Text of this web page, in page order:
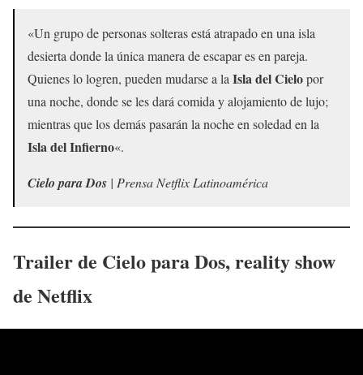
«Un grupo de personas solteras está atrapado en una isla
desierta donde la única manera de escapar es en pareja.
Quienes lo logren, pueden mudarse a la Isla del Cielopor
una noche, donde se les dará comida y alojamiento de lujo;
mientras que los demás pasarán la noche en soledad en la
Isla del Infierno«.
Cielo para Dos | Prensa Netflix Latinoamérica
Trailer de Cielo para Dos, reality show
de Netflix